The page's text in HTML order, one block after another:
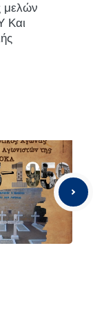
μελών
Και